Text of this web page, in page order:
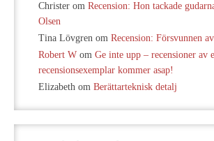
Christer om Recension: Hon tackade
Olsen
Tina Lövgren om Recension: Försvunnen
Robert W om Ge inte upp – recensioner av
recensionsexemplar kommer asap!
Elizabeth om Berättarteknisk detalj